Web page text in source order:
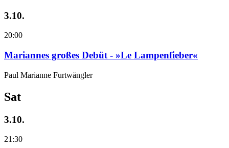
3.10.
20:00
Mariannes großes Debüt - »Le Lampenfieber«
Paul Marianne Furtwängler
Sat
3.10.
21:30